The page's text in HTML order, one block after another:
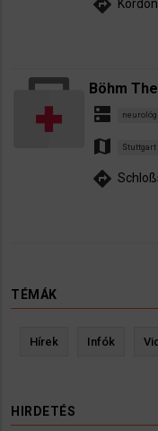
directions
Böhm
dns
map Stuttgart
directions
TÉMÁK
Hírek Infók
HIRDETÉS